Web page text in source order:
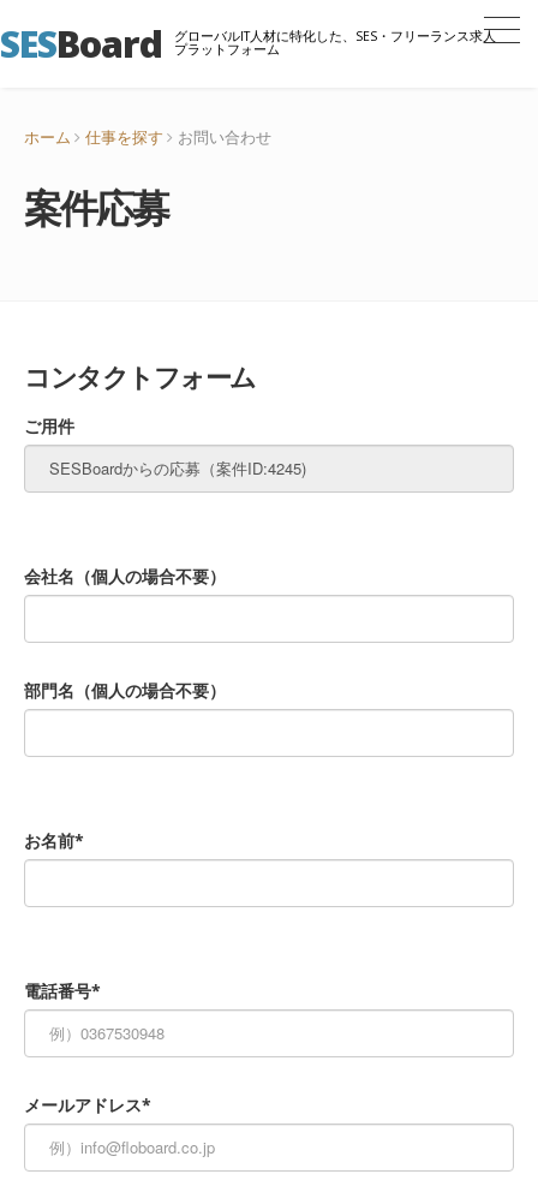
SESBoard グローバルIT人材に特化した、SES・フリーランス求人
プラットフォーム
ホーム 仕事を探す お問い合わせ
案件応募
コンタクトフォーム
ご用件
会社名（個人の場合不要）
部門名（個人の場合不要）
お名前*
電話番号*
メールアドレス*